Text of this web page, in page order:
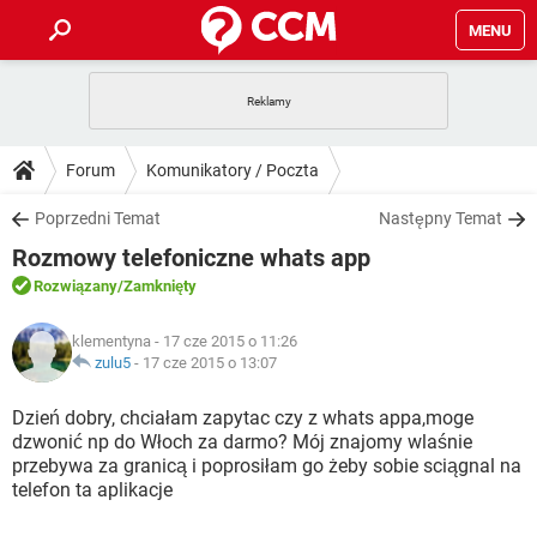
MENU
GRY WHATSAPP
SPOTIFY
INSTAGRAM FACEBOOK
WINDOWS 10
PORADY
PlayStation TIKTOK
SPOTIFY
INSTAGRAM
WINDOWS 10
DO POBRANIA
ANDROID TIKTOK
GRY
IOS NETFLIX
INSTAGRAM
WINDOWS 10
FORUM
COVID-19
GRY
INSTAGRAM FACEBOOK
WINDOWS 10
ARTYKUŁY
COVID-19
GRY WHATSAPP
SPOTIFY NETFLIX
Forum Komunikatory / Poczta
Poprzedni Temat Następny Temat
Rozmowy telefoniczne whats app
Rozwiązany/Zamknięty
klementyna - 17 cze 2015 o 11:26
zulu5 - 17 cze 2015 o 13:07
Dzień dobry, chciałam zapytac czy z whats appa,moge
dzwonić np do Włoch za darmo? Mój znajomy wlaśnie
przebywa za granicą i poprosiłam go żeby sobie sciągnal na
telefon ta aplikacje